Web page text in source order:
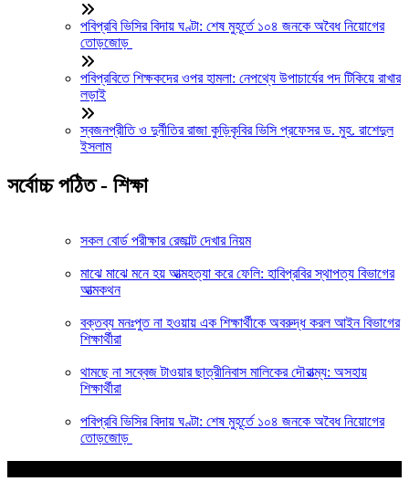
পবিপ্রবি ভিসির বিদায় ঘণ্টা: শেষ মুহূর্তে ১০৪ জনকে অবৈধ নিয়োগের
তোড়জোড়
পবিপ্রবিতে শিক্ষকদের ওপর হামলা: নেপথ্যে উপাচার্যের পদ টিকিয়ে রাখার
লড়াই
স্বজনপ্রীতি ও দুর্নীতির রাজা কুড়িকৃবির ভিসি প্রফেসর ড. মুহ. রাশেদুল
ইসলাম
সর্বোচ্চ পঠিত - শিক্ষা
সকল বোর্ড পরীক্ষার রেজাল্ট দেখার নিয়ম
মাঝে মাঝে মনে হয় আত্মহত্যা করে ফেলি: হাবিপ্রবির স্থাপত্য বিভাগের
আত্মকথন
বক্তব্য মনঃপুত না হওয়ায় এক শিক্ষার্থীকে অবরুদ্ধ করল আইন বিভাগের
শিক্ষার্থীরা
থামছে না সব্বেজ টাওয়ার ছাত্রীনিবাস মালিকের দৌরাত্ম্য: অসহায়
শিক্ষার্থীরা
পবিপ্রবি ভিসির বিদায় ঘণ্টা: শেষ মুহূর্তে ১০৪ জনকে অবৈধ নিয়োগের
তোড়জোড়